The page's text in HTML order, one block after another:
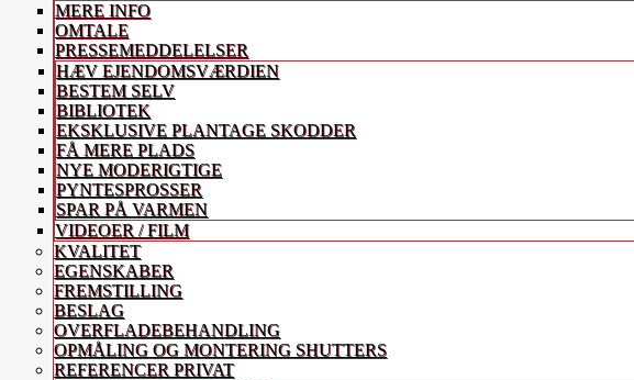
MERE INFO
OMTALE
PRESSEMEDDELELSER
HÆV EJENDOMSVÆRDIEN
BESTEM SELV
BIBLIOTEK
EKSKLUSIVE PLANTAGE SKODDER
FÅ MERE PLADS
NYE MODERIGTIGE
PYNTESPROSSER
SPAR PÅ VARMEN
VIDEOER / FILM
KVALITET
EGENSKABER
FREMSTILLING
BESLAG
OVERFLADEBEHANDLING
OPMÅLING OG MONTERING SHUTTERS
REFERENCER PRIVAT